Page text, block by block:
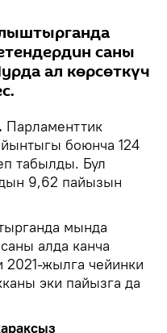
саны
ал көрсөткүч
Парламенттик
боюнча 124
табылды. Бул
9,62 пайызын
мында
алда канча
2021-жылга чейинки
эки пайызга да